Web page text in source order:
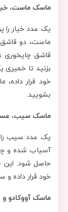
ماسک ماست،
یک عدد خیار را
ماست، دو
قاشق چایخوری
بزنید تا
بشویید.
ماسک سیب،
یک عدد سیب را
آسیاب شده و
خود قرار داده
ماسک آووکادو